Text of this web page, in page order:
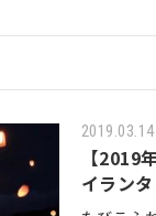
近畿
2019.03.14
【2019
イラン